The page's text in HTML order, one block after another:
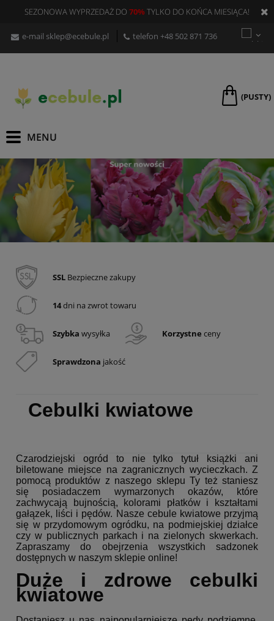
SEZONOWA WYPRZEDAŻ DO 70%TYLKO DO KOŃCA MIESIĄCA!
e-mail sklep@ecebule.pl telefon +48 502 871 736
(PUSTY)
SSL Bezpieczne zakupy
14dni na zwrot towaru
Szybka wysyłka Korzystne ceny
Sprawdzona jakość
Cebulki kwiatowe
Czarodziejski ogród to nie tylko tytuł książki ani
biletowane miejsce na zagranicznych wycieczkach. Z
pomocą produktów z naszego sklepu Ty też staniesz
się posiadaczem wymarzonych okazów, które
zachwycają bujnością, kolorami płatków i kształtami
gałązek, liści i pędów. Nasze cebule kwiatowe przyjmą
się w przydomowym ogródku, na podmiejskiej działce
czy w publicznych parkach i na zielonych skwerkach.
Zapraszamy do obejrzenia wszystkich sadzonek
dostępnych w naszym sklepie online!
Duże i zdrowe cebulki
kwiatowe